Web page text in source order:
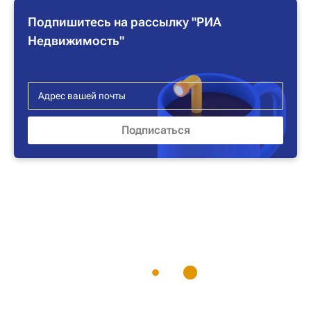
Подпишитесь на рассылку "РИА
Недвижимость"